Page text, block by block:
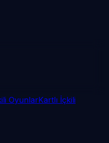
OyunlarKartlı İçkili